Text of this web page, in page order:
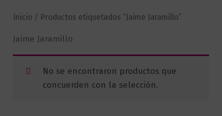
Inicio / Productos etiquetados “Jaime Jaramillo”
Jaime Jaramillo
No se encontraron productos que
concuerden con la selección.